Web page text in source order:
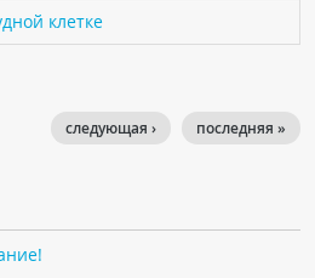
клетке
последняя »
следующая ›